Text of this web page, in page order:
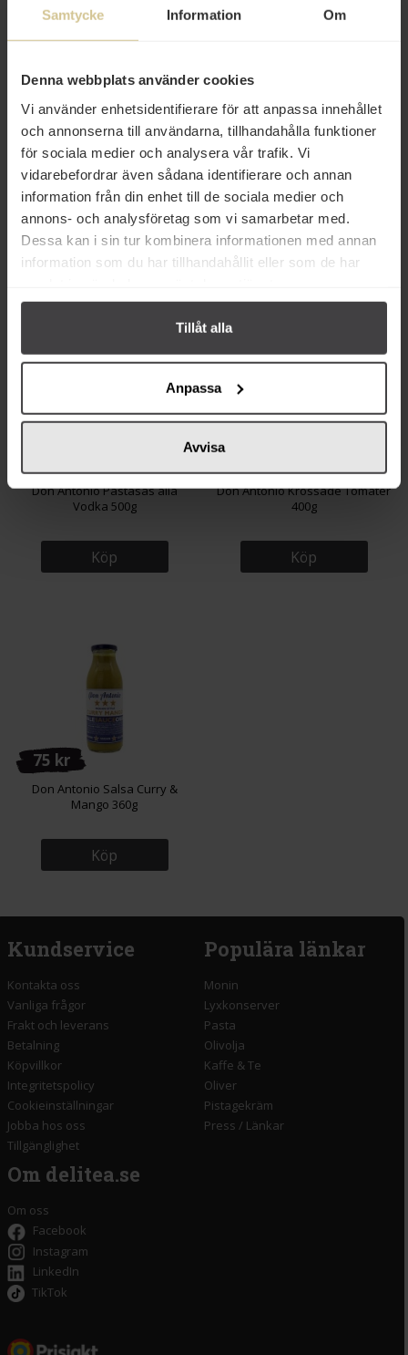
Samtycke Information Om
Denna webbplats använder cookies
Vi använder enhetsidentifierare för att anpassa innehållet
och annonserna till användarna, tillhandahålla funktioner
för sociala medier och analysera vår trafik. Vi
vidarebefordrar även sådana identifierare och annan
information från din enhet till de sociala medier och
annons- och analysföretag som vi samarbetar med.
Dessa kan i sin tur kombinera informationen med annan
information som du har tillhandahållit eller som de har
Tillåt alla
Anpassa
Avvisa
56 kr
Don Antonio Pastasås
Köp
43 kr
Don Antonio Pastasås La Bella
Mer info
Don Antonio Pastasås alla
Vodka 500g
Köp
Don Antonio Krossade Tomater
400g
Köp
75 kr
Don Antonio Salsa Curry &
Mango 360g
Köp
Kundservice
Kontakta oss
Vanliga frågor
Frakt och leverans
Betalning
Köpvillkor
Integritetspolicy
Cookieinställningar
Jobba hos oss
Tillgänglighet
Populära länkar
Monin
Lyxkonserver
Pasta
Olivolja
Kaffe & Te
Oliver
Pistagekräm
Press / Länkar
Om delitea.se
Om oss
Facebook
Instagram
LinkedIn
TikTok